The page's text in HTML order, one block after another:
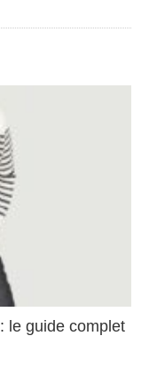
le guide complet